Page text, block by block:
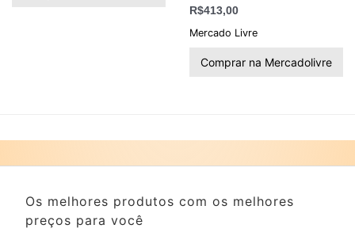
R$413,00
Mercado Livre
Comprar na Mercadolivre
Os melhores produtos com os melhores
preços para você